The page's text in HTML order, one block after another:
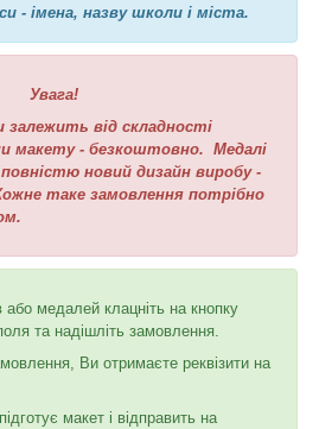
- імена, назву школи і міста.
Увага!
залежить від складності
макету - безкоштовно. Медалі
новий дизайн виробу -
таке замовлення потрібно
або медалей клацніть на кнопку
та надішліть замовлення.
Ви отримаєте реквізити на
макет і відправить на